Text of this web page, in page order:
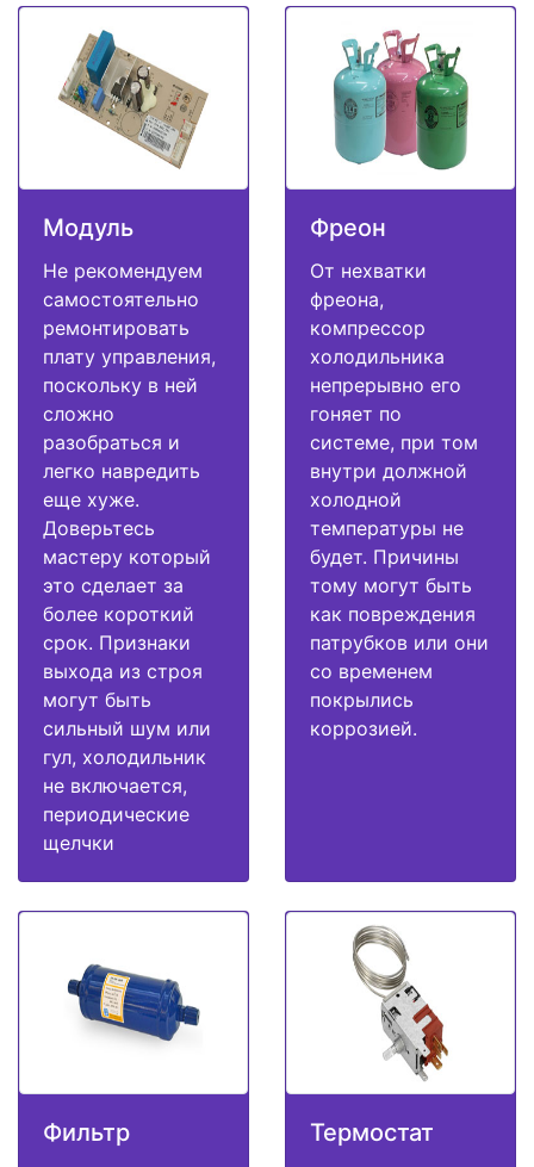
Модуль
Не рекомендуем
самостоятельно
ремонтировать
плату управления,
поскольку в ней
сложно
разобраться и
легко навредить
еще хуже.
Доверьтесь
мастеру который
это сделает за
более короткий
срок. Признаки
выхода из строя
могут быть
сильный шум или
гул, холодильник
не включается,
периодические
щелчки
Фреон
От нехватки
фреона,
компрессор
холодильника
непрерывно его
гоняет по
системе, при том
внутри должной
холодной
температуры не
будет. Причины
тому могут быть
как повреждения
патрубков или они
со временем
покрылись
коррозией.
Фильтр Термостат